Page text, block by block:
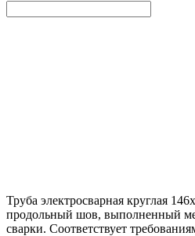
Труба электросварная круглая
продольный шов, выполненный
сварки. Соответствует